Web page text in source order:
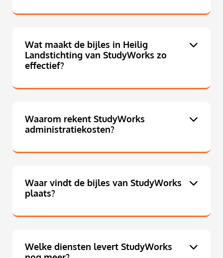
Wat maakt de bijles in Heilig
Landstichting van StudyWorks zo
effectief?
Waarom rekent StudyWorks
administratiekosten?
Waar vindt de bijles van StudyWorks
plaats?
Welke diensten levert StudyWorks